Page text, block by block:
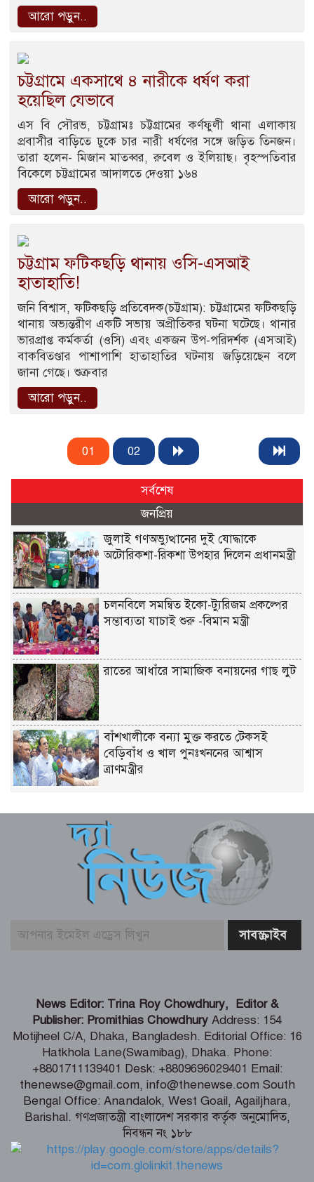
আরো পড়ুন..
চট্টগ্রামে একসাথে ৪ নারীকে ধর্ষণ করা
হয়েছিল যেভাবে
এস বি সৌরভ, চট্টগ্রামঃ চট্টগ্রামের কর্ণফুলী থানা এলাকায়
প্রবাসীর বাড়িতে ঢুকে চার নারী ধর্ষণের সঙ্গে জড়িত তিনজন।
তারা হলেন- মিজান মাতব্বর, রুবেল ও ইলিয়াছ। বৃহস্পতিবার
বিকেলে চট্টগ্রামের আদালতে দেওয়া ১৬৪
আরো পড়ুন..
চট্টগ্রাম ফটিকছড়ি থানায় ওসি-এসআই
হাতাহাতি!
জনি বিশ্বাস, ফটিকছড়ি প্রতিবেদক(চট্টগ্রাম): চট্টগ্রামের ফটিকছড়ি
থানায় অভ্যন্তরীণ একটি সভায় অপ্রীতিকর ঘটনা ঘটেছে। থানার
ভারপ্রাপ্ত কর্মকর্তা (ওসি) এবং একজন উপ-পরিদর্শক (এসআই)
বাকবিতণ্ডার পাশাপাশি হাতাহাতির ঘটনায় জড়িয়েছেন বলে
জানা গেছে। শুক্রবার
আরো পড়ুন..
01 02
সর্বশেষ
জনপ্রিয়
জুলাই গণঅভ্যুত্থানের দুই যোদ্ধাকে
অটোরিকশা-রিকশা উপহার দিলেন প্রধানমন্ত্রী
চলনবিলে সমন্বিত ইকো-ট্যুরিজম প্রকল্পের
সম্ভাব্যতা যাচাই শুরু -বিমান মন্ত্রী
রাতের আধাঁরে সামাজিক বনায়নের গাছ লুট
বাঁশখালীকে বন্যা মুক্ত করতে টেকসই
বেড়িবাঁধ ও খাল পুনঃখননের আশ্বাস
ত্রাণমন্ত্রীর
প্রভাব না ফেলে: প্রধানমন্ত্রী
ফের গ্রেফতার তনু হত্যায় সাবেক সেনাসদস্য
হাফিজুর রহমান
বাজার সিন্ডিকেট ও মজুতদারি করলেই
গণঅভ্যুত্থানের সঙ্গে প্রথম বেইমানি করেছেন
জামায়াত আমির – রাশেদ খান
সাড়ে ৬ বছরে মোটরসাইকেল দুর্ঘটনায় নিহত
১৫ হাজার ৭১২ জন
বেনাপোল পৌরসভায় যুবদল নেতা ইমদাদুল
হক ইমদাদের গণসংযোগ ও মতবিনিময়
News Editor: Trina Roy Chowdhury, Editor &
Publisher: Promithias Chowdhury Address: 154
Motijheel C/A, Dhaka, Bangladesh. Editorial Office: 16
Hatkhola Lane(Swamibag), Dhaka. Phone:
+8801711139401 Desk: +8809696029401 Email:
thenewse@gmail.com, info@thenewse.com South
Bengal Office: Anandalok, West Goail, Agailjhara,
Barishal. গণপ্রজাতন্ত্রী বাংলাদেশ সরকার কর্তৃক অনুমোদিত,
নিবন্ধন নং ১৮৮